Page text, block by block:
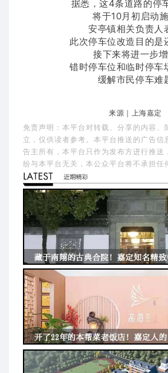
据悉，这4条道路的停
将于10月初启动
安亭镇相关负责人
此次停车位改造目的是
接下来将进一步
错时停车位和临时停车
缓解市民停车难
来源｜上海嘉定
免责声明：本平台对转载、分享的内容、
立，仅供读者参考。本平台推送的广告信
告主所有，本平台只作为发布方进行推送
纷与本平台无关，本公众平台将不承担任